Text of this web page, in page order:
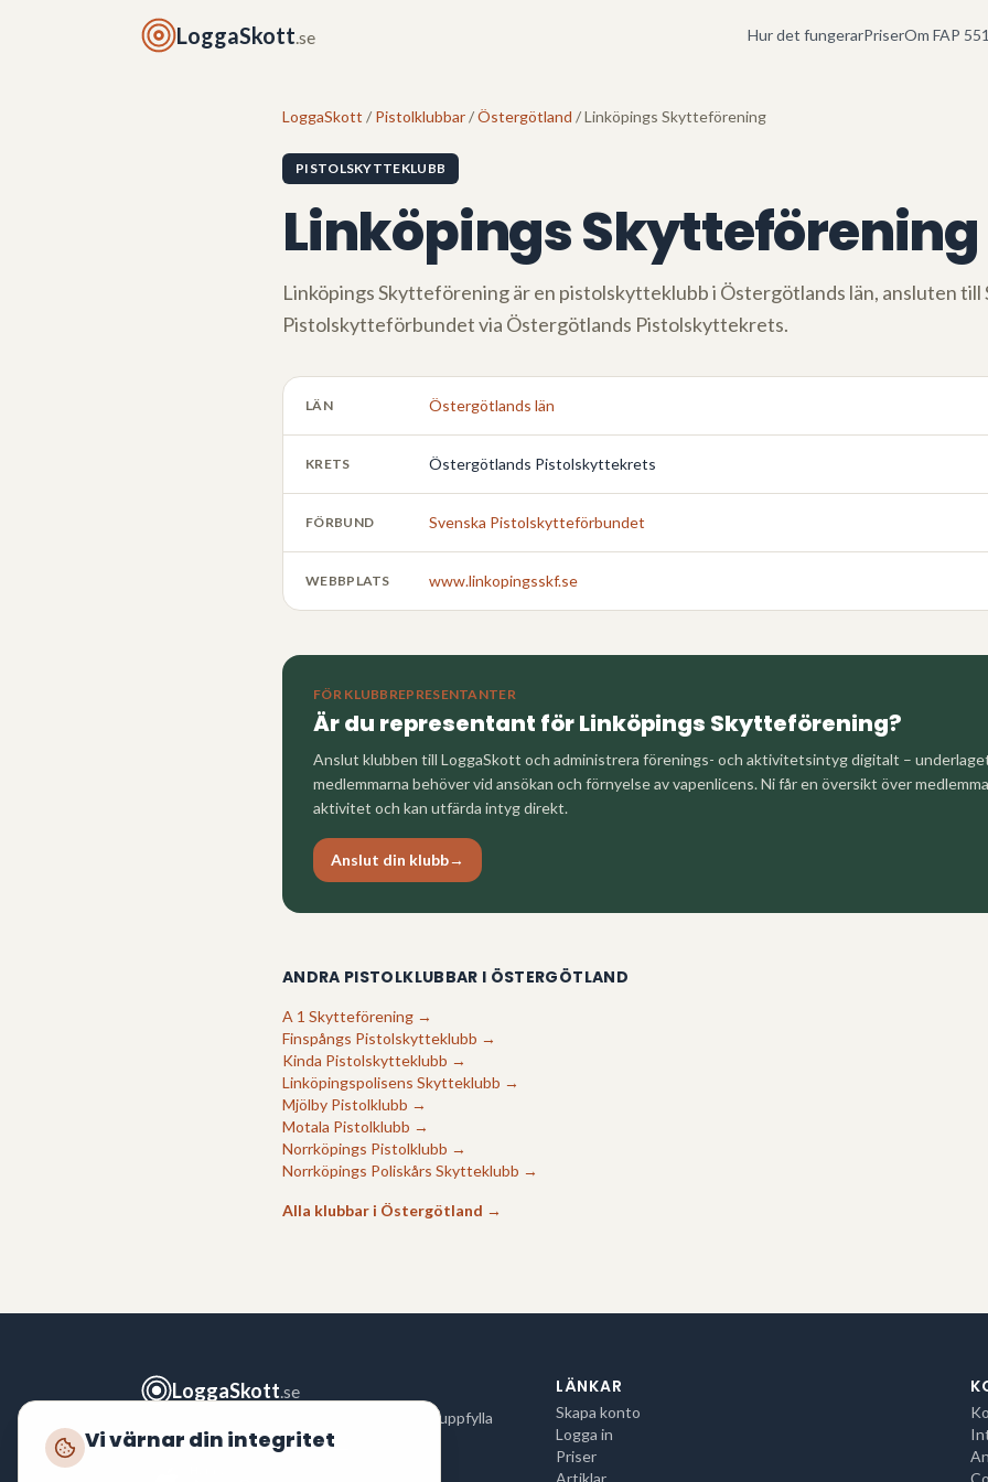
LoggaSkott.se Hur det fungerarPriserOm FAP
LoggaSkott / Pistolklubbar/Östergötland / Linköpings Skytteförening
PISTOLSKYTTEKLUBB
Linköpings Skytteförening
Linköpings Skytteföreningär en pistolskytteklubb i Östergötlands län, ansluten till
Pistolskytteförbundet via Östergötlands Pistolskyttekrets.
LÄN Östergötlands län
KRETS Östergötlands Pistolskyttekrets
FÖRBUND Svenska Pistolskytteförbundet
WEBBPLATS www.linkopingsskf.se
FÖR KLUBBREPRESENTANTER
Är du representant förLinköpings Skytteförening?
Anslut klubben till LoggaSkott och administrera förenings- och aktivitetsintyg digitalt –
medlemmarna behöver vid ansökan och förnyelse av vapenlicens. Ni får en översikt över
aktivitet och kan utfärda intyg direkt.
Anslut din klubb→
ANDRA PISTOLKLUBBAR I ÖSTERGÖTLAND
A 1 Skytteförening →
Finspångs Pistolskytteklubb →
Kinda Pistolskytteklubb →
Linköpingspolisens Skytteklubb →
Mjölby Pistolklubb →
Motala Pistolklubb →
Norrköpings Pistolklubb →
Norrköpings Poliskårs Skytteklubb →
Alla klubbar i Östergötland →
LoggaSkott.se
Logga ditt skytte snabbt och enkelt för att uppfylla
polisens krav enligtFAP 551-3
LÄNKAR
Skapa konto
Logga in
Priser
Artiklar
Vi värnar din integritet